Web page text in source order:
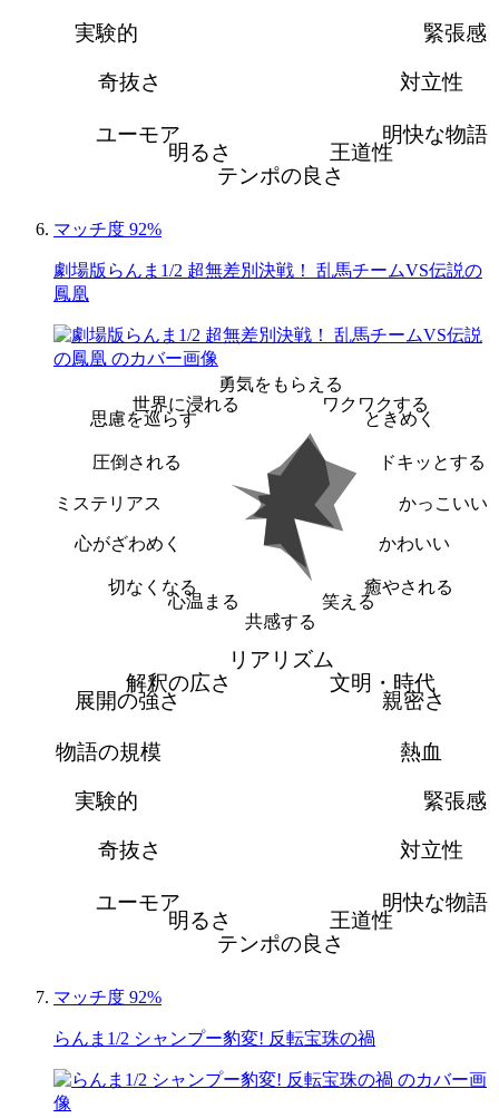
緊張感
対立性
明快な物語
王道性
テンポの良さ
明るさ
ユーモア
奇抜さ
実験的
マッチ度 92%
劇場版らんま1/2 超無差別決戦！ 乱馬チームVS伝説の
鳳凰
勇気をもらえる
ワクワクする
ときめく
ドキッとする
かっこいい
かわいい
癒やされる
笑える
共感する
心温まる
切なくなる
心がざわめく
ミステリアス
圧倒される
思慮を巡らす
世界に浸れる
リアリズム
文明・時代
親密さ
熱血
緊張感
対立性
明快な物語
王道性
テンポの良さ
明るさ
ユーモア
奇抜さ
実験的
物語の規模
展開の強さ
解釈の広さ
マッチ度 92%
らんま1/2 シャンプー豹変! 反転宝珠の禍